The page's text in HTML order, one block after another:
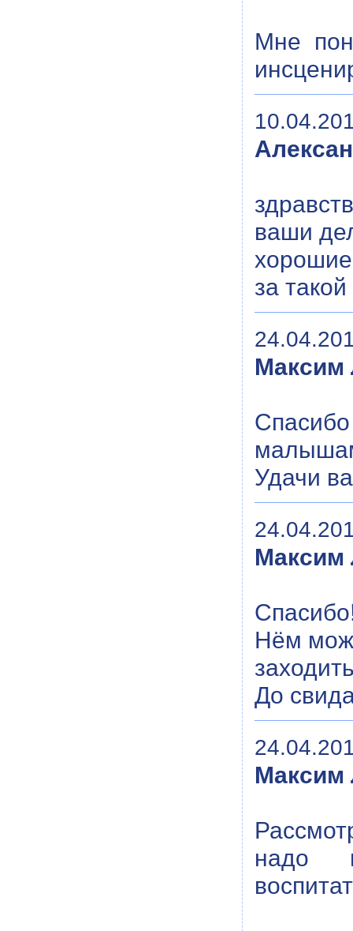
Мне
ваши
за
Удачи
Нём
До
надо